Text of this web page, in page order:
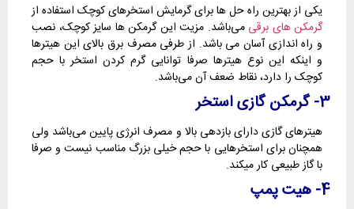
یکی از بهترین راه حل ها برای گرمایش استخرهای کوچک استفاده از
گرمکن های برقی می‌باشد. مزیت این گرمکن ها سایز کوچک، نصب
و راه اندازی آسان می باشد. از طرفی مصرف برق بالای این هیترها
و اینکه این نوع هیترها صرفا توانایی گرم کردن استخر با حجم
کوچک را دارد، نقاط ضعف آن می‌باشد.
3- گرمکن گازی استخر
هیترهای گازی دارای بازدهی بالا و مصرف انرژی پایین می‌باشد ولی
همچنان برای استخرهایی با حجم خیلی بزرگ مناسب نیست و صرفا
با گاز طبیعی کار میکند.
4- هیت پمپ